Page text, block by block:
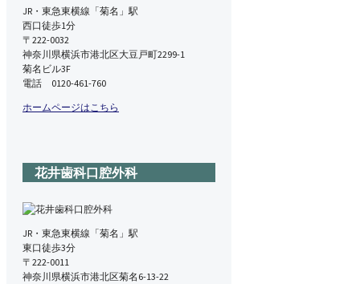
JR・東急東横線「菊名」駅
西口徒歩1分
〒222-0032
神奈川県横浜市港北区大豆戸町2299-1
菊名ビル3F
電話 0120-461-760
ホームページはこちら
花井歯科口腔外科
JR・東急東横線「菊名」駅
東口徒歩3分
〒222-0011
神奈川県横浜市港北区菊名6-13-22